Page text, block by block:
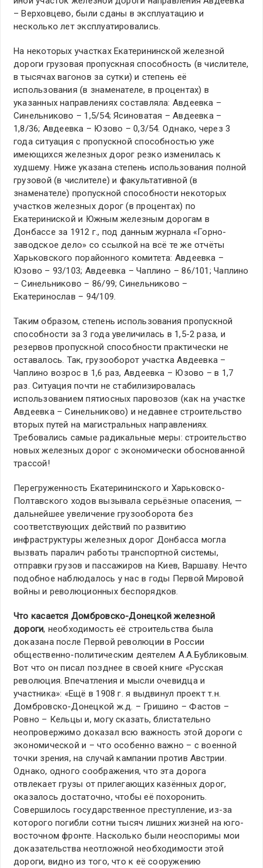
– Верховцево, были сданы в эксплуатацию и
несколько лет эксплуатировались.
На некоторых участках Екатерининской железной
дороги грузовая пропускная способность (в числителе,
в тысячах вагонов за сутки) и степень её
использования (в знаменателе, в процентах) в
указанных направлениях составляла: Авдеевка –
Синельниково – 1,5/54; Ясиноватая – Авдеевка –
1,8/36; Авдеевка – Юзово – 0,3/54. Однако, через 3
года ситуация с пропускной способностью уже
имеющихся железных дорог резко изменилась к
худшему. Ниже указана степень использования полной
грузовой (в числителе) и факультативной (в
знаменателе) пропускной способности некоторых
участков железных дорог (в процентах) по
Екатериниской и Южным железным дорогам в
Донбассе за 1912 г., под данным журнала «Горно-
заводское дело» со ссылкой на всё те же отчёты
Харьковского порайонного комитета: Авдеевка –
Юзово – 93/103; Авдеевка – Чаплино – 86/101; Чаплино
– Синельниково – 86/99; Синельниково –
Екатеринослав – 94/109.
Таким образом, степень использования пропускной
способности за 3 года увеличилась в 1,5-2 раза, и
резервов пропускной способности практически не
оставалось. Так, грузооборот участка Авдеевка –
Чаплино возрос в 1,6 раз, Авдеевка – Юзово – в 1,7
раз. Ситуация почти не стабилизировалась
использованием пятиосных паровозов (как на участке
Авдеевка – Синельниково) и недавнее строительство
вторых путей на магистральных направлениях.
Требовались самые радикальные меры: строительство
новых железных дорог с экономически обоснованной
трассой!
Перегруженность Екатерининского и Харьковско-
Полтавского ходов вызывала серьёзные опасения, —
дальнейшее увеличение грузооборота без
соответствующих действий по развитию
инфраструктуры железных дорог Донбасса могла
вызвать паралич работы транспортной системы,
отправки грузов и пассажиров на Киев, Варшаву. Нечто
подобное наблюдалось у нас в годы Первой Мировой
войны и революционных беспорядков.
Что касается Домбровско-Донецкой железной
дороги, необходимость её строительства была
доказана после Первой революции в России
общественно-политическим деятелем А.А.Бубликовым.
Вот что он писал позднее в своей книге «Русская
революция. Впечатления и мысли очевидца и
участника»: «Ещё в 1908 г. я выдвинул проект т.н.
Домбровско-Донецкой ж.д. – Гришино – Фастов –
Ровно – Кельцы и, могу сказать, блистательно
неопровержимо доказал всю важность этой дороги с
экономической и – что особенно важно – с военной
точки зрения, на случай кампании против Австрии.
Однако, одного соображения, что эта дорога
отвлекает грузы от прилегающих казённых дорог,
оказалось достаточно, чтобы её похоронить.
Совершилось государственное преступление, из-за
которого погибли сотни тысяч лишних жизней на юго-
восточном фронте. Насколько были неоспоримы мои
доказательства неотложной необходимости этой
дороги, видно из того, что к её сооружению